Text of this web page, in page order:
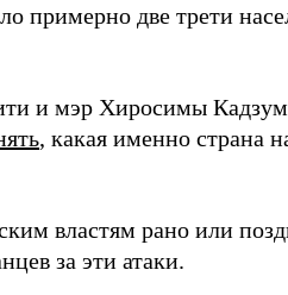
примерно две трети
и мэр Хиросимы
, какая именно страна
властям рано или
за эти атаки.